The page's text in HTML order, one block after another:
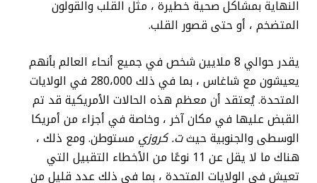
النهاية بمشاكل صحية خطيرة ، مثل القلب والقولون
المتضخم ، أو حتى قصور القلب.
يقدر حوالي 8 ملايين شخص في جميع أنحاء العالم بأنهم
يعيشون مع شاغاس ، بما في ذلك 280،000 في الولايات
المتحدة. يُعتقد أن معظم هذه الحالات الأمريكية قد تم
القبض عليها في مكان آخر ، وخاصة في أجزاء من أمريكا
الوسطى والجنوبية حيثت. كروزي مستوطن. ومع ذلك ،
هناك ما لا يقل عن 11 نوعًا من الأخطاء التقبيل التي
تعيش في الولايات المتحدة ، بما في ذلك عدد قليل من